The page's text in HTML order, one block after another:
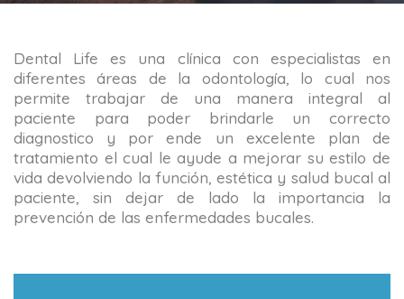
Dental Life es una clínica con especialistas en
diferentes áreas de la odontología, lo cual nos
permite trabajar de una manera integral al
paciente para poder brindarle un correcto
diagnostico y por ende un excelente plan de
tratamiento el cual le ayude a mejorar su estilo de
vida devolviendo la función, estética y salud bucal al
paciente, sin dejar de lado la importancia la
prevención de las enfermedades bucales.